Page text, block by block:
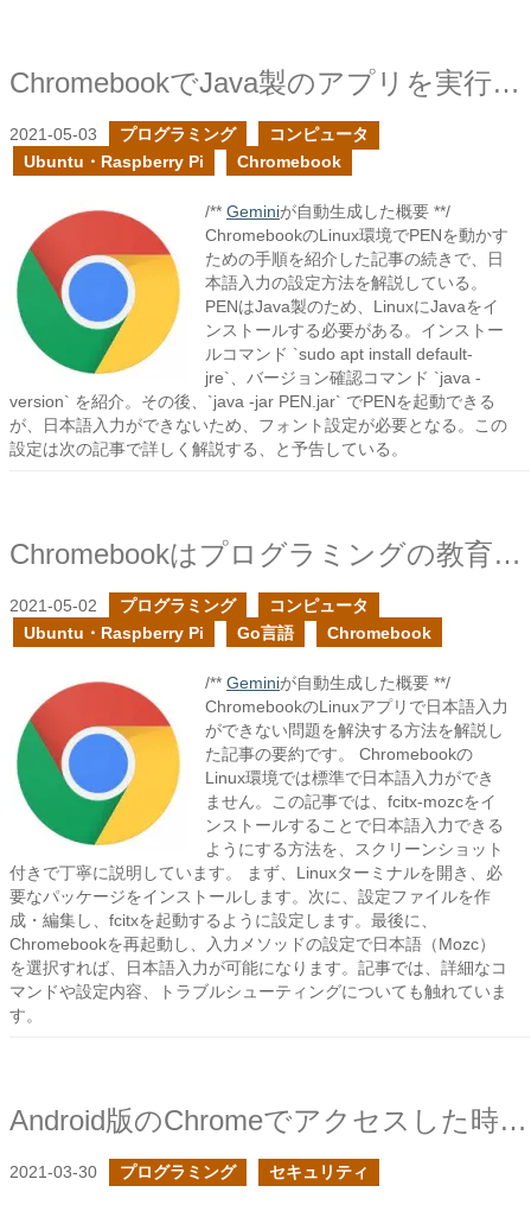
ChromebookでJava製のアプリを実行する
2021-05-03 プログラミング
コンピュータ
Ubuntu・Raspberry Pi
Chromebook
/** Geminiが自動生成した概要 **/
ChromebookのLinux環境でPENを動かす
ための手順を紹介した記事の続きで、日
本語入力の設定方法を解説している。
PENはJava製のため、LinuxにJavaをイ
ンストールする必要がある。インストー
ルコマンド `sudo apt install default-
jre`、バージョン確認コマンド `java -
version` を紹介。その後、`java -jar PEN.jar` でPENを起動できる
が、日本語入力ができないため、フォント設定が必要となる。この
設定は次の記事で詳しく解説する、と予告している。
Chromebookはプログラミングの教育の端末として向いているか？を調査する
2021-05-02 プログラミング
コンピュータ
Ubuntu・Raspberry Pi
Go言語 Chromebook
/** Geminiが自動生成した概要 **/
ChromebookのLinuxアプリで日本語入力
ができない問題を解決する方法を解説し
た記事の要約です。 Chromebookの
Linux環境では標準で日本語入力ができ
ません。この記事では、fcitx-mozcをイ
ンストールすることで日本語入力できる
ようにする方法を、スクリーンショット
付きで丁寧に説明しています。 まず、Linuxターミナルを開き、必
要なパッケージをインストールします。次に、設定ファイルを作
成・編集し、fcitxを起動するように設定します。最後に、
Chromebookを再起動し、入力メソッドの設定で日本語（Mozc）
を選択すれば、日本語入力が可能になります。記事では、詳細なコ
マンドや設定内容、トラブルシューティングについても触れていま
す。
Android版のChromeでアクセスした時にPHPのセッションが突然切れる症状で苦戦した
2021-03-30 プログラミング セキュリティ